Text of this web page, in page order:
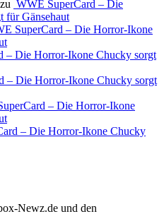
WWE SuperCard – Die
für Gänsehaut
SuperCard – Die Horror-Ikone
– Die Horror-Ikone Chucky sorgt
– Die Horror-Ikone Chucky sorgt
– Die Horror-Ikone
– Die Horror-Ikone Chucky
Newz.de und den